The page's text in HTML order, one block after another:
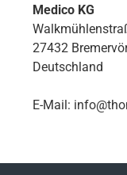
Medico KG
27432
Deutschland
E-Mail: